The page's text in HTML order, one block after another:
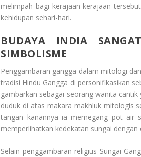
melimpah bagi kerajaan-kerajaan
kehidupan sehari-hari.
BUDAYA INDIA
SIMBOLISME
Penggambaran gangga dalam mitologi
tradisi Hindu Gangga di personifikasikan
gambarkan sebagai seorang wanita
duduk di atas makara makhluk mitologis
tangan kanannya ia memegang pot air
memperlihatkan kedekatan sungai dengan
Selain penggambaran religius Sungai